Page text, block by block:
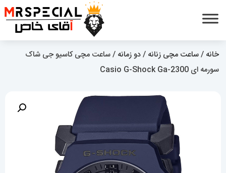
خانه /ساعت مچی زنانه /دو زمانه / ساعت مچی کاسیو جی شاک
سورمه ای Casio G-Shock Ga-2300